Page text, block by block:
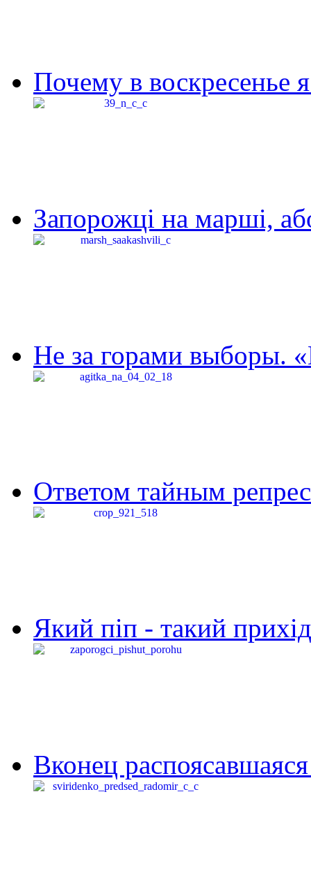
Почему в воскресенье
Запорожці на марші,
Не за горами выборы.
Ответом тайным
Який піп - такий
Вконец